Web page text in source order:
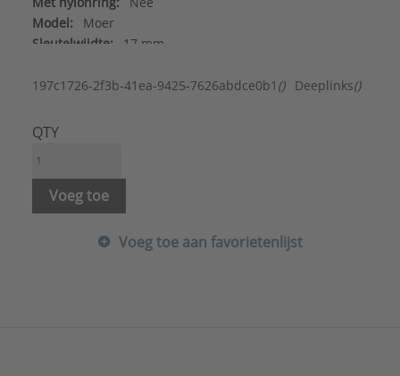
Model:
Moer
Sleutelwijdte:
17 mm
Zelfborgend: Nee
Hoogte:
Materiaal:
Merk:
Met flens:
Oppervlaktebescherming:
197c1726-2f3b-41ea-9425-7626abdce0b1 () Deeplinks()
QTY
Voeg toe
Voeg toe aan favorietenlijst